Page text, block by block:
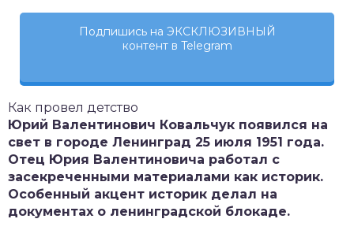
Подпишись на ЭКСКЛЮЗИВНЫЙ
контент в Telegram
Как провел детство
Юрий Валентинович Ковальчук появился на
свет в городе Ленинград 25 июля 1951 года.
Отец Юрия Валентиновича работал с
засекреченными материалами как историк.
Особенный акцент историк делал на
документах о ленинградской блокаде.